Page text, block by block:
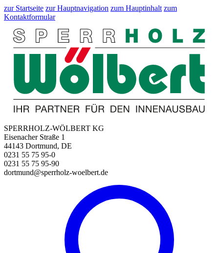
zur Startseite zur Hauptnavigation zum Hauptinhalt zum
Kontaktformular
SPERRHOLZ-WÖLBERT KG
Eisenacher Straße 1
44143 Dortmund, DE
0231 55 75 95-0
0231 55 75 95-90
dortmund@sperrholz-woelbert.de